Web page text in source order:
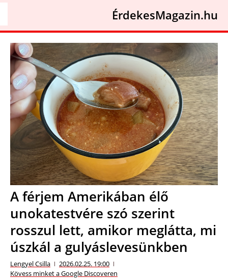
ÉrdekesMagazin.hu
A férjem Amerikában élő
unokatestvére szó szerint
rosszul lett, amikor meglátta, mi
úszkál a gulyáslevesünkben
Lengyel Csilla
2026.02.25. 19:00
Kövess minket a Google Discoveren